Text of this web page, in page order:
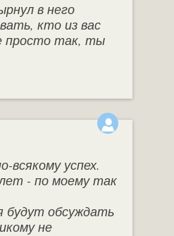
в него
кто из вас
просто так, ты
успех.
- по моему так
будут обсуждать
не